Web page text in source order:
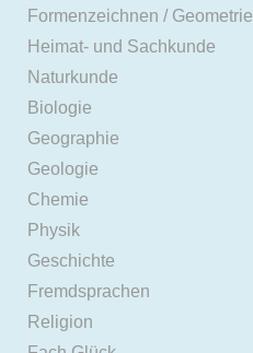
Formenzeichnen / Geometrie
Heimat- und Sachkunde
Naturkunde
Biologie
Geographie
Geologie
Chemie
Physik
Geschichte
Fremdsprachen
Religion